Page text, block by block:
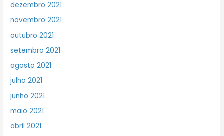
dezembro 2021
novembro 2021
outubro 2021
setembro 2021
agosto 2021
julho 2021
junho 2021
maio 2021
abril 2021